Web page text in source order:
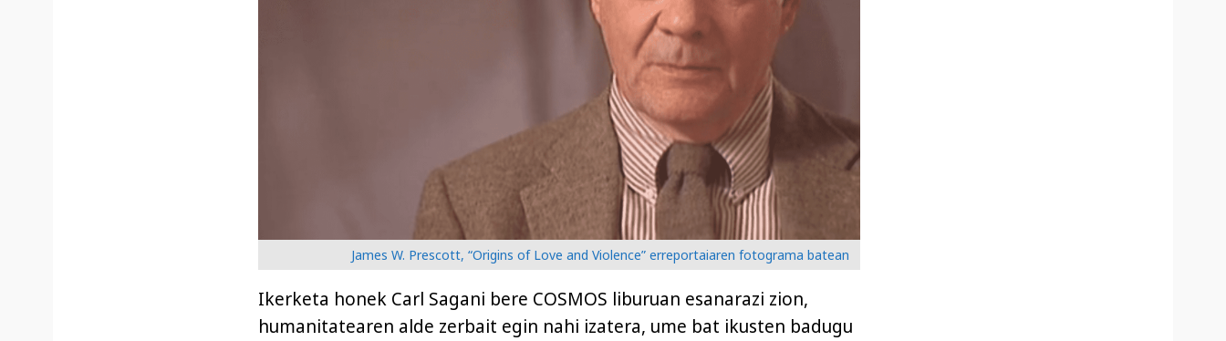
James W. Prescott, “Origins of Love and Violence” erreportaiaren fotograma batean
Ikerketa honek Carl Sagani bere COSMOS liburuan esanarazi zion,
humanitatearen alde zerbait egin nahi izatera, ume bat ikusten badugu